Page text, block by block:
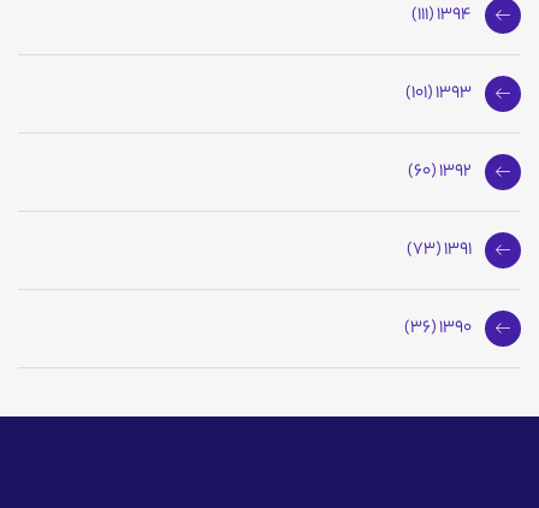
1394 (111)
1393 (101)
1392 (60)
1391 (73)
1390 (36)